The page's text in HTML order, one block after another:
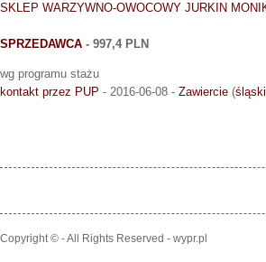
SKLEP WARZYWNO-OWOCOWY JURKIN
SPRZEDAWCA - 997,4 PLN
wg programu stażu
kontakt przez PUP - 2016-06-08 - Zawiercie (
Copyright © - All Rights Reserved - wypr.pl